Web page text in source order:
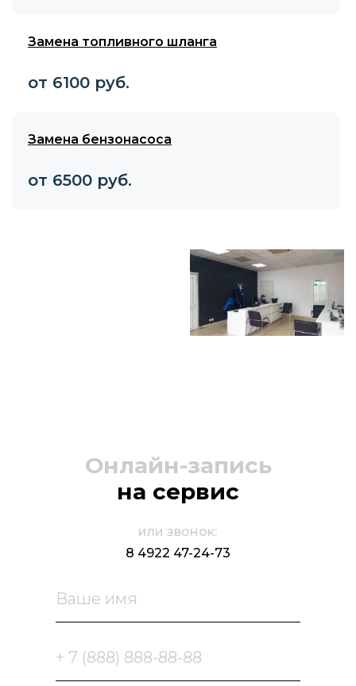
Замена топливного шланга
от 6100 руб.
Замена бензонасоса
от 6500 руб.
Онлайн-запись
на сервис
или звонок:
8 4922 47-24-73